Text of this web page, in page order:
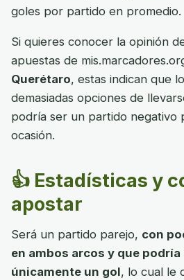
goles por partido en promedio.
Si quieres conocer la opinión
apuestas de
Querétaro, estas indican que
demasiadas opciones de
podría ser un partido negativo
ocasión.
👍 Estadísticas y
apostar
Será un partido parejo, con
en ambos arcos y que
únicamente un gol, lo cual le